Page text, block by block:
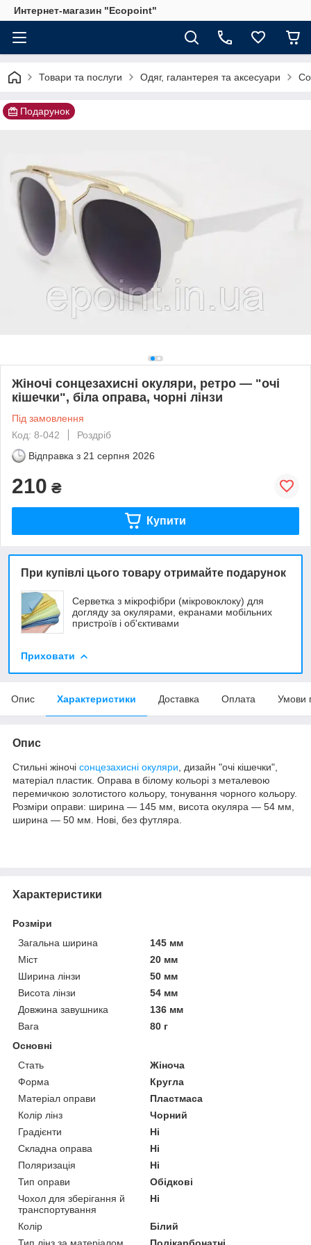
Интернет-магазин "Ecopoint"
Товари та послуги Одяг, галантерея та аксесуари
Подарунок
Жіночі сонцезахисні окуляри, ретро — "очі
кішечки", біла оправа, чорні лінзи
Під замовлення
Код: 8-042
Роздріб
Відправка з 21 серпня 2026
210 ₴
Купити
При купівлі цього товару отримайте подарунок
Серветка з мікрофібри (мікровоклоку) для
догляду за окулярами, екранами мобільних
пристроїв і об'єктивами
Приховати
Опис Характеристики Доставка Оплата Умови
Опис
Стильні жіночі сонцезахисні окуляри , дизайн "очі кішечки",
матеріал пластик. Оправа в білому кольорі з металевою
перемичкою золотистого кольору, тонування чорного кольору.
Розміри оправи: ширина — 145 мм, висота окуляра — 54 мм,
ширина — 50 мм. Нові, без футляра.
Характеристики
Розміри
Загальна ширина
145 мм
Міст
20 мм
Ширина лінзи
50 мм
Висота лінзи
54 мм
Довжина завушника
136 мм
Вага
80 г
Основні
Стать
Жіноча
Форма
Кругла
Матеріал оправи
Пластмаса
Колір лінз
Чорний
Градієнти
Ні
Складна оправа
Ні
Поляризація
Ні
Тип оправи
Обідкові
Чохол для зберігання й
транспортування
Ні
Колір
Білий
Тип лінз за матеріалом
Полікарбонатні